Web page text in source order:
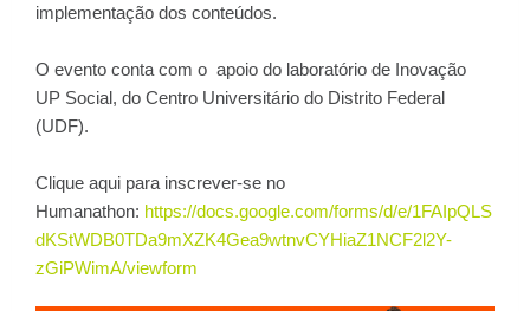
implementação dos conteúdos.
O evento conta com o apoio do laboratório de Inovação
UP Social, do Centro Universitário do Distrito Federal
(UDF).
Clique aqui para inscrever-se no
Humanathon: https://docs.google.com/forms/d/e/1FAIpQLS
dKStWDB0TDa9mXZK4Gea9wtnvCYHiaZ1NCF2l2Y-
zGiPWimA/viewform